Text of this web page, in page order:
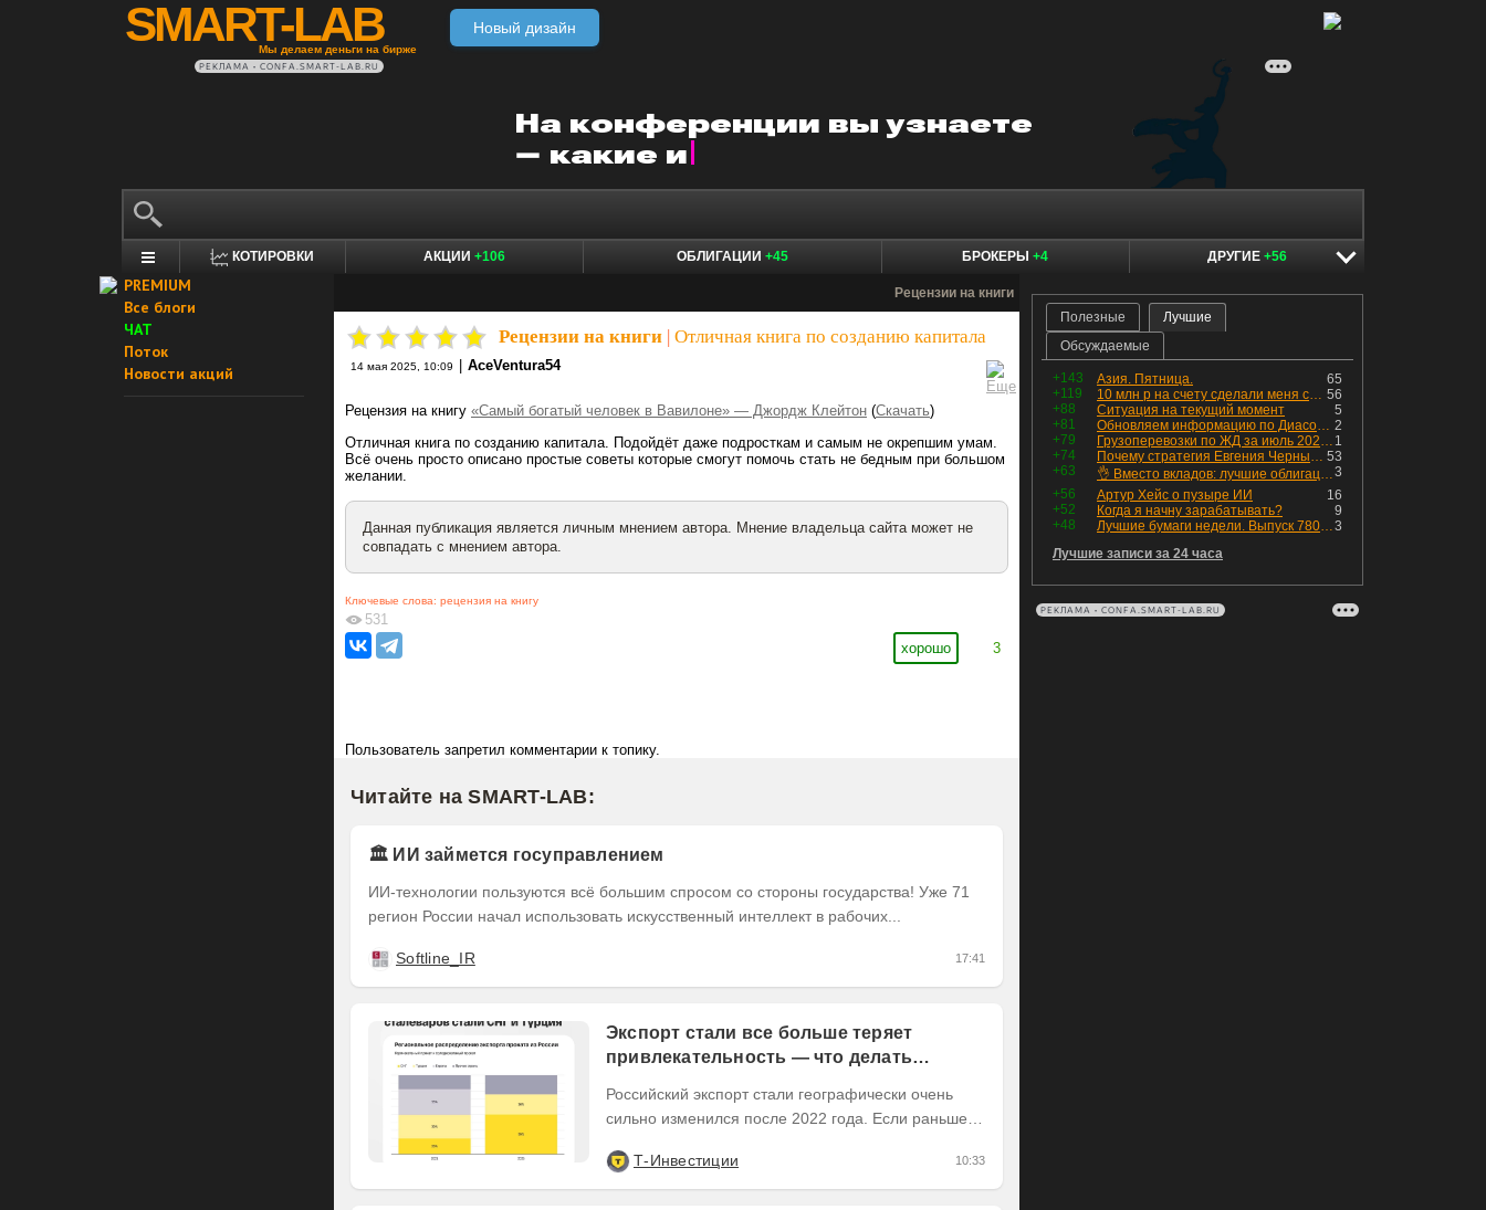
SMART-LAB
Мы делаем деньги на бирже
Новый дизайн
РЕКЛАМА • CONFA.SMART-LAB.RU
КОТИРОВКИ АКЦИИ +106 ОБЛИГАЦИИ +45 БРОКЕРЫ +4 ДРУГИЕ +56
PREMIUM
Все блоги
ЧАТ
Поток
Новости акций
Рецензии на книги
Рецензии на книги| Отличная книга по созданию капитала
14 мая 2025, 10:09 AceVentura54
Рецензия на книгу «Самый богатый человек в Вавилоне» — Джордж Клейтон (Скачать)
Отличная книга по созданию капитала. Подойдёт даже подросткам и самым не окрепшим умам.
Всё очень просто описано простые советы которые смогут помочь стать не бедным при большом
желании.
Данная публикация является личным мнением автора. Мнение владельца сайта может не
совпадать с мнением автора.
Ключевые слова: рецензия на книгу
531
хорошо
3
Пользователь запретил комментарии к топику.
Читайте на SMART-LAB:
🏛️ ИИ займется госуправлением
ИИ-технологии пользуются всё большим спросом со стороны государства! Уже 71
регион России начал использовать искусственный интеллект в рабочих...
Softline_IR 17:41
Экспорт стали все больше теряет
привлекательность — что делать
Российский экспорт стали географически очень
сильно изменился после 2022 года. Если раньше
сейчас...
Т-Инвестиции 10:33
Полезные
Лучшие
Обсуждаемые
+143 65
Азия. Пятница.
+119
56
10 млн р на счету сделали меня счастливым? Ожидание vs Реальность!
+88
5
Ситуация на текущий момент
+81
2
Обновляем информацию по Диасофту: дивиденды и выкуп
+79
1
Грузоперевозки по ЖД за июль 2026 г. — четвёртый месяц подряд роста, чёрные металлы на уровне прошлого года, а каменный уголь в плюсе.
+74
53
Почему стратегия Евгения Черных приведет вас к убыткам в 2026 году
+63
3
👌 Вместо вкладов: лучшие облигации — только супер надёжные
+56
16
Артур Хейс о пузыре ИИ
+52
9
Когда я начну зарабатывать?
+48
3
Лучшие бумаги недели. Выпуск 780 – обновления для пятницы
Лучшие записи за 24 часа
РЕКЛАМА • CONFA.SMART-LAB.RU